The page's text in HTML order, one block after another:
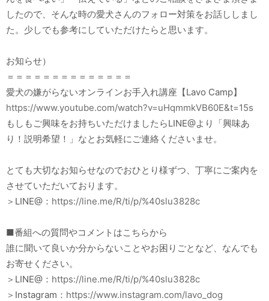
したので、そんな時の愛犬さんのフォロー対策をお話ししまし
た。少しでも参考にしていただけたらと思います。
お知らせ）
＝＝＝＝＝＝＝＝＝＝＝＝＝＝
愛犬の嫌がらないオンラインお手入れ講座【Lavo Camp】
https://www.youtube.com/watch?v=uHqmmkVB60E&t=15s
もしもご興味をお持ちいただけましたらLINE@より「興味あ
り！説明希望！」なとお気軽にご連絡くださいませ。
とても大切なお知らせなのでおひとり様ずつ、丁寧にご案内を
させていただいております。
＞LINE@： https://line.me/R/ti/p/%40slu3828c
■番組への質問やコメントはこちらから
誰に聞いて良いか分からないことやお困りごとなど、なんでも
お寄せください。
＞LINE@： https://line.me/R/ti/p/%40slu3828c
＞Instagram： https://www.instagram.com/lavo_dog